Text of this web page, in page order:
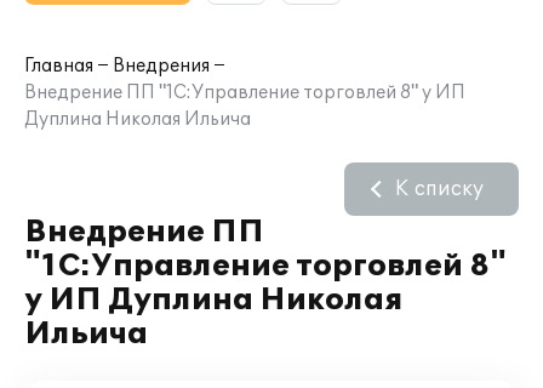
Главная
Внедрения
Внедрение ПП "1С:Управление торговлей 8" у ИП
Дуплина Николая Ильича
Внедрение ПП
"1С:Управление торговлей 8"
у ИП Дуплина Николая
Ильича
К списку